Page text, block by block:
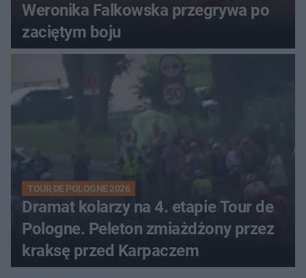
Weronika Falkowska przegrywa po
zaciętym boju
TOUR DE POLOGNE 2026
Dramat kolarzy na 4. etapie Tour de
Pologne. Peleton zmiażdżony przez
kraksę przed Karpaczem